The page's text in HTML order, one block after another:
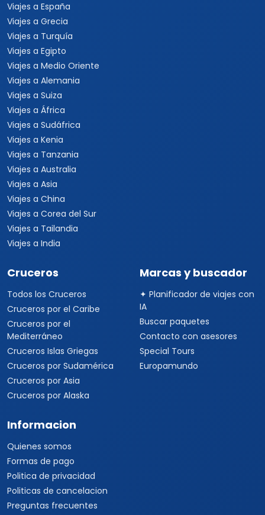
Viajes a España
Viajes a Grecia
Viajes a Turquía
Viajes a Egipto
Viajes a Medio Oriente
Viajes a Alemania
Viajes a Suiza
Viajes a África
Viajes a Sudáfrica
Viajes a Kenia
Viajes a Tanzania
Viajes a Australia
Viajes a Asia
Viajes a China
Viajes a Corea del Sur
Viajes a Tailandia
Viajes a India
Cruceros
Todos los Cruceros
Cruceros por el Caribe
Cruceros por el
Mediterráneo
Cruceros Islas Griegas
Cruceros por Sudamérica
Cruceros por Asia
Cruceros por Alaska
Marcas y buscador
✦ Planificador de viajes con
IA
Buscar paquetes
Contacto con asesores
Special Tours
Europamundo
Informacion
Quienes somos
Formas de pago
Politica de privacidad
Politicas de cancelacion
Preguntas frecuentes